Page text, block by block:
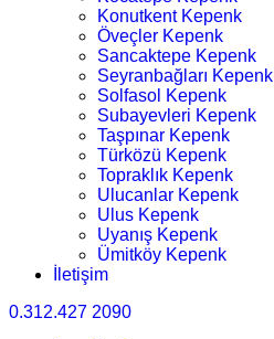
Konutkent Kepenk
Öveçler Kepenk
Sancaktepe Kepenk
Seyranbağları Kepenk
Solfasol Kepenk
Subayevleri Kepenk
Taşpınar Kepenk
Türközü Kepenk
Topraklık Kepenk
Ulucanlar Kepenk
Ulus Kepenk
Uyanış Kepenk
Ümitköy Kepenk
İletişim
0.312.427 2090